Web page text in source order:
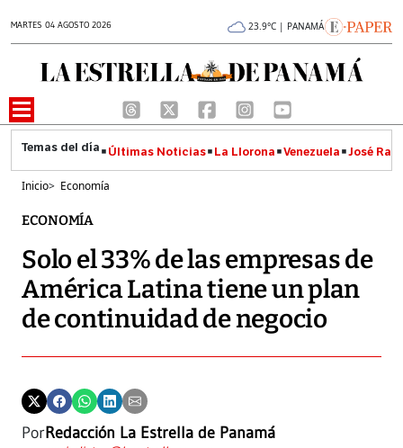
MARTES 04 AGOSTO 2026 23.9°C | PANAMÁ
Últimas Noticias La Llorona Venezuela José
Inicio> Economía
ECONOMÍA
Solo el 33% de las empresas de
América Latina tiene un plan
de continuidad de negocio
PorRedacción La Estrella de Panamá